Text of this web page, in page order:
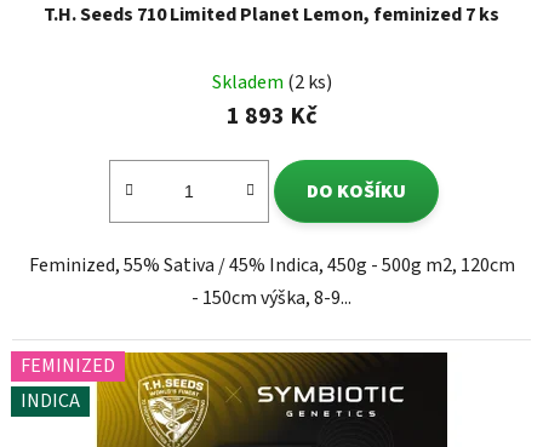
T.H. Seeds 710 Limited Planet Lemon, feminized 7 ks
Skladem (2 ks)
1 893 Kč
DO KOŠÍKU
Feminized, 55% Sativa / 45% Indica, 450g - 500g m2, 120cm
- 150cm výška, 8-9...
FEMINIZED
INDICA